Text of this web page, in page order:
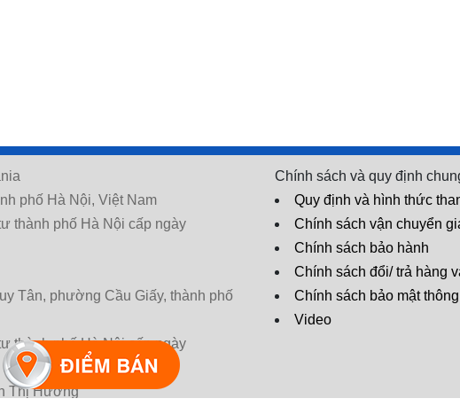
phố Hà Nội, Việt Nam
thành phố Hà Nội cấp ngày
Tân, phường Cầu Giấy, thành phố
thành phố Hà Nội cấp ngày
Thị Hường
Chính sách và quy định
Quy định và hình thức
Chính sách vận chuyển
Chính sách bảo hành
Chính sách đổi/ trả hàng
Chính sách bảo mật
Video